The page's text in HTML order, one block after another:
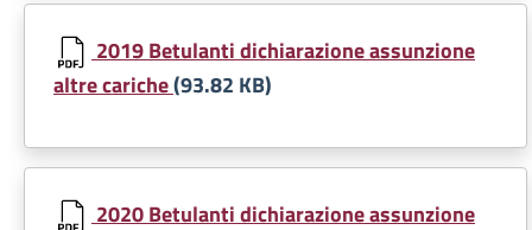
Document
2019 Betulanti dichiarazione assunzione
altre cariche(93.82 KB)
Document
2020 Betulanti dichiarazione assunzione